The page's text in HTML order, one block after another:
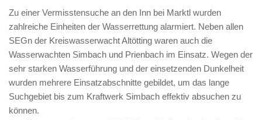
Zu einer Vermisstensuche an den Inn bei Marktl wurden
zahlreiche Einheiten der Wasserrettung alarmiert. Neben allen
SEGn der Kreiswasserwacht Altötting waren auch die
Wasserwachten Simbach und Prienbach im Einsatz. Wegen der
sehr starken Wasserführung und der einsetzenden Dunkelheit
wurden mehrere Einsatzabschnitte gebildet, um das lange
Suchgebiet bis zum Kraftwerk Simbach effektiv absuchen zu
können.